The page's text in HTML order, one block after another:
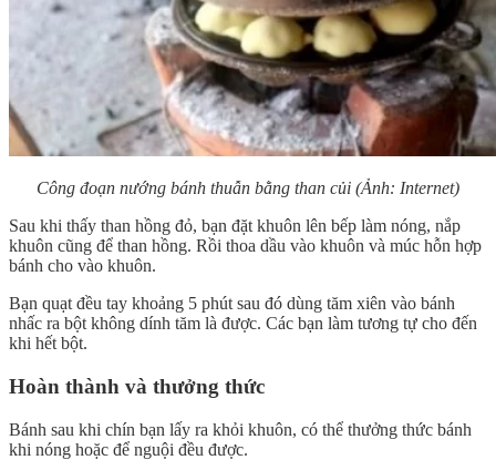
Công đoạn nướng bánh thuẫn bằng than củi (Ảnh: Internet)
Sau khi thấy than hồng đỏ, bạn đặt khuôn lên bếp làm nóng, nắp
khuôn cũng để than hồng. Rồi thoa dầu vào khuôn và múc hỗn hợp
bánh cho vào khuôn.
Bạn quạt đều tay khoảng 5 phút sau đó dùng tăm xiên vào bánh
nhấc ra bột không dính tăm là được. Các bạn làm tương tự cho đến
khi hết bột.
Hoàn thành và thưởng thức
Bánh sau khi chín bạn lấy ra khỏi khuôn, có thể thưởng thức bánh
khi nóng hoặc để nguội đều được.